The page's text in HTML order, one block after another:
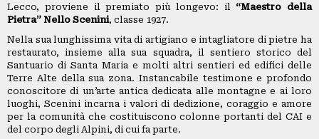
Lecco, proviene il premiato più longevo: il “Maestro della
Pietra” Nello Scenini, classe 1927.
Nella sua lunghissima vita di artigiano e intagliatore di pietre ha
restaurato, insieme alla sua squadra, il sentiero storico del
Santuario di Santa Maria e molti altri sentieri ed edifici delle
Terre Alte della sua zona. Instancabile testimone e profondo
conoscitore di un’arte antica dedicata alle montagne e ai loro
luoghi, Scenini incarna i valori di dedizione, coraggio e amore
per la comunità che costituiscono colonne portanti del CAI e
del corpo degli Alpini, di cui fa parte.